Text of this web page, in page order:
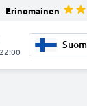
Erinomainen